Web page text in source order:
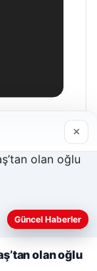
×
Güncel Haberler
olan oğlu